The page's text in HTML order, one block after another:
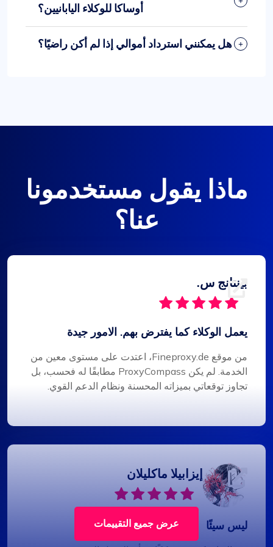
أوساكا للوكلاء اليابانيين؟
هل يمكنني استرداد أموالي إذا لم أكن راضيًا؟
ماذا يقول مستخدمونا
عنا؟
بينتانج س.
يعمل الوكلاء كما يفترض بهم. الامور جيدة
من موقع Fineproxy.de، اعتدت على مستوى معين من
الخدمة. لم يكن ProxyCompass مطابقًا له فحسب، بل
تجاوز توقعاتي بميزاته المحسنة ونظام الدعم القوي.
إيزابيلا ماكليلان
ليس سيئًا عرض جميع التقييمات